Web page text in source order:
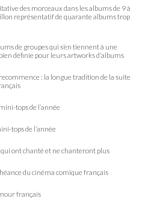
des morceaux dans les albums de 9 à
représentatif de quarante albums trop
de groupes qui s’en tiennent à une
définie pour leurs artworks d’albums
: la longue tradition de la suite
tops de l’année
tops de l’année
ont chanté et ne chanteront plus
du cinéma comique français
français